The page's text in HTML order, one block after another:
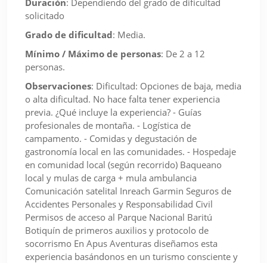
Duración: Dependiendo del grado de dificultad
solicitado
Grado de dificultad: Media.
Mínimo / Máximo de personas: De 2 a 12
personas.
Observaciones: Dificultad: Opciones de baja, media
o alta dificultad. No hace falta tener experiencia
previa. ¿Qué incluye la experiencia? - Guías
profesionales de montaña. - Logística de
campamento. - Comidas y degustación de
gastronomía local en las comunidades. - Hospedaje
en comunidad local (según recorrido) Baqueano
local y mulas de carga + mula ambulancia
Comunicación satelital Inreach Garmin Seguros de
Accidentes Personales y Responsabilidad Civil
Permisos de acceso al Parque Nacional Baritú
Botiquín de primeros auxilios y protocolo de
socorrismo En Apus Aventuras diseñamos esta
experiencia basándonos en un turismo consciente y